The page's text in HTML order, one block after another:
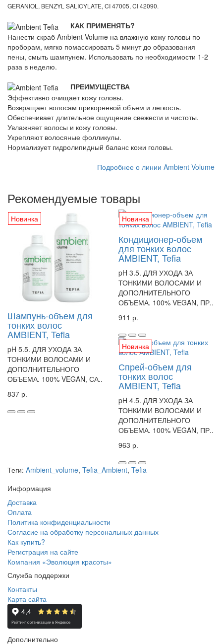
GERANIOL, BENZYL SALICYLATE, CI 47005, CI 42090.
КАК ПРИМЕНЯТЬ?
Нанести скраб Ambient Volume на влажную кожу головы по
проборам, мягко помассировать 5 минут до образования
пены, смыть шампунем. Использовать по необходимости 1-2
раза в неделю.
ПРЕИМУЩЕСТВА
Эффективно очищает кожу головы.
Возвращает волосам прикорневой объем и легкость.
Обеспечивает длительное ощущение свежести и чистоты.
Увлажняет волосы и кожу головы.
Укрепляют волосяные фолликулы.
Нормализует гидролипидный баланс кожи головы.
Подробнее о линии Ambient Volume
Рекомендуемые товары
Новинка
Шампунь-объем для
тонких волос
AMBIENT, Tefia
pH 5.5. ДЛЯ УХОДА ЗА
ТОНКИМИ ВОЛОСАМИ И
ДОПОЛНИТЕЛЬНОГО
ОБЪЕМА. 100% VEGAN, СА..
837 р.
Новинка
Кондиционер-объем
для тонких волос
AMBIENT, Tefia
pH 3.5. ДЛЯ УХОДА ЗА
ТОНКИМИ ВОЛОСАМИ И
ДОПОЛНИТЕЛЬНОГО
ОБЪЕМА. 100% VEGAN, ПР..
911 р.
Новинка
Спрей-объем для
тонких волос
AMBIENT, Tefia
pH 4.5. ДЛЯ УХОДА ЗА
ТОНКИМИ ВОЛОСАМИ И
ДОПОЛНИТЕЛЬНОГО
ОБЪЕМА. 100% VEGAN, ПР..
963 р.
Теги: Ambient_volume, Tefia_Ambient, Tefia
Информация
Доставка
Оплата
Политика конфиденциальности
Согласие на обработку персональных данных
Как купить?
Регистрация на сайте
Компания «Эволюция красоты»
Служба поддержки
Контакты
Карта сайта
Дополнительно